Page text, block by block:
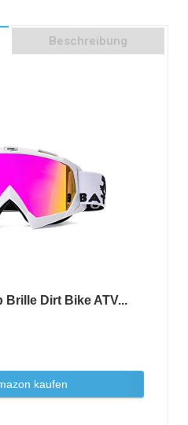
Beschreibung
Brille Dirt Bike ATV...
kaufen